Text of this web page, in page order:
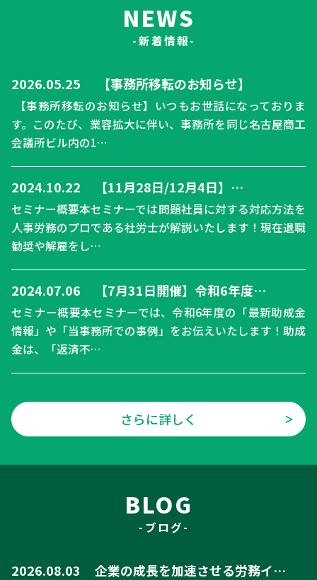
NEWS
-新着情報-
2026.05.25 【事務所移転のお知らせ】
【事務所移転のお知らせ】いつもお世話になっておりま
す。このたび、業容拡大に伴い、事務所を同じ名古屋商工
会議所ビル内の1…
2024.10.22 【11月28日/12月4日】…
セミナー概要本セミナーでは問題社員に対する対応方法を
人事労務のプロである社労士が解説いたします！現在退職
勧奨や解雇をし…
2024.07.06 【7月31日開催】令和6年度…
セミナー概要本セミナーでは、令和6年度の「最新助成金
情報」や「当事務所での事例」をお伝えいたします！助成
金は、「返済不…
さらに詳しく ＞
BLOG
-ブログ-
2026.08.03 企業の成長を加速させる労務イ…